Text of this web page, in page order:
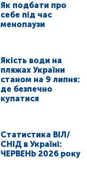
Як подбати про
себе під час
менопаузи
Якість води на
пляжах України
станом на 9 липня:
де безпечно
купатися
Статистика ВІЛ/
СНІД в Україні:
ЧЕРВЕНЬ 2026 року